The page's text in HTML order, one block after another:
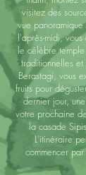
visitez des
vue
l'après-midi,
le célèbre
traditionnelles
Berastagi, vous
fruits pour
dernier jour,
votre prochaine
la casade
L'itinéraire
commencer